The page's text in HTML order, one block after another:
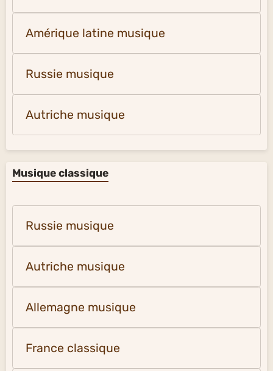
Amérique latine musique
Russie musique
Autriche musique
Musique classique
Russie musique
Autriche musique
Allemagne musique
France classique